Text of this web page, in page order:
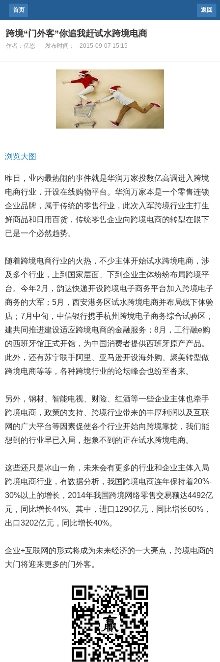
首页 返回
跨境“门外客”你追我赶试水跨境电商
作者： 亿恩 发布时间： 2015-09-07 15:15
浏览大图
昨日，业内最热闹的事件就是华润万家投数亿高调进入跨境
电商行业，开设在线购物平台。华润万家本是一个零售连锁
企业品牌，属于传统的零售行业，此次入军跨境行业主打生
鲜商品和日用百货，传统零售企业向跨境电商的转型在眼下
已是一个必然趋势。
随着跨境电商行业的火热，不少主体开始试水跨境电商，涉
及多个行业，上到国家层面、下到企业主体纷纷布局跨境平
台。今年2月，韵达快递开设跨境电子商务平台加入跨境电子
商务的大军；5月，西安港务区试水跨境电商并布局线下体验
店；7月中旬，中信银行携手杭州跨境电子商务综合试验区，
建共同推进建设适应跨境电商的金融服务；8月，工行融e购
的西班牙馆正式开馆，为中国消费者提供西班牙原产产品。
此外，还有苏宁联手阿里、亚马逊开设海外购、聚美转型做
跨境电商等等，各种跨境行业的论坛峰会也纷至沓来。
另外，钢材、智能电视、财险、红酒等一些企业主体也牵手
跨境电商，政策的支持、跨境行业带来的丰厚利润以及互联
网的广大平台等因素促使各个行业开始向跨境靠拢，我们能
想到的行业早已入局，想象不到的正在试水跨境电商。
这些还只是冰山一角，未来会有更多的行业和企业主体入局
跨境电商行业，有数据分析，我国跨境电商连年保持着20%-
30%以上的增长，2014年我国跨境网络零售交易额达4492亿
元，同比增长44%。其中，进口1290亿元，同比增长60%，
出口3202亿元，同比增长40%。
企业+互联网的形式将成为未来经济的一大亮点，跨境电商的
大门将迎来更多的门外客。